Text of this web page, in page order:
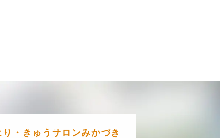
り・きゅうサロンみかづき